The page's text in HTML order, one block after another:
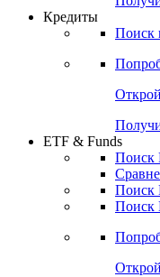
Поиск
ETF & Funds
Поиск